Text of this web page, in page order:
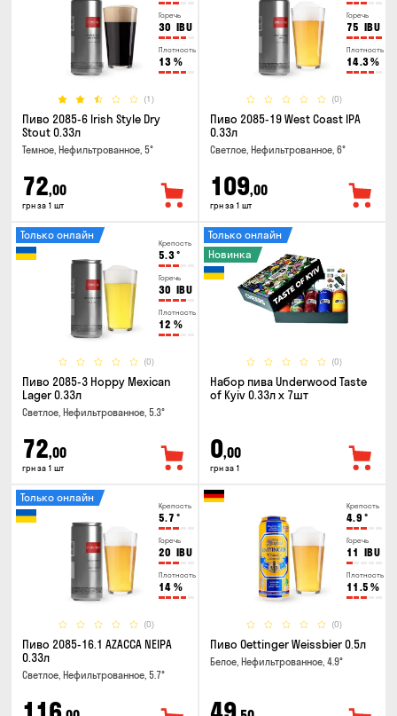
Горечь
30 IBU
Плотность
13 %
(1)
Пиво 2085-6 Irish Style Dry
Stout 0.33л
Темное, Нефильтрованное, 5°
72,00
грн за 1 шт
Горечь
75 IBU
Плотность
14.3%
(0)
Пиво 2085-19 West Coast IPA
0.33л
Светлое, Нефильтрованное, 6°
109,00
грн за 1 шт
Крепость
5.3°
Горечь
30 IBU
Плотность
12 %
(0)
Только онлайн
Пиво 2085-3 Hoppy Mexican
Lager 0.33л
Светлое, Нефильтрованное, 5.3°
72,00
грн за 1 шт
(0)
Только онлайн
Новинка
Набор пива Underwood Taste
of Kyiv 0.33л x 7шт
0,00
грн за 1
Крепость
5.7 °
Горечь
20 IBU
Плотность
14 %
(0)
Только онлайн
Пиво 2085-16.1 AZACCA NEIPA
0.33л
Светлое, Нефильтрованное, 5.7°
Крепость
4.9 °
Горечь
11 IBU
Плотность
11.5 %
(0)
Пиво Oettinger Weissbier 0.5л
Белое, Нефильтрованное, 4.9°